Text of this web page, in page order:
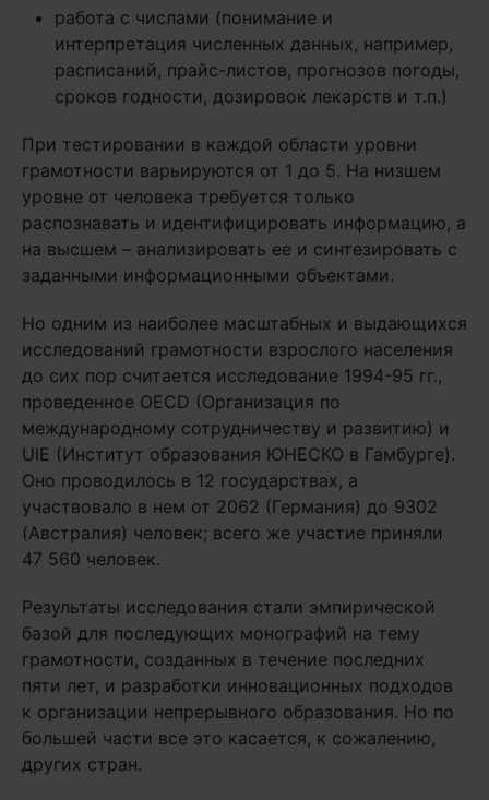
работа с числами (понимание и
интерпретация численных данных, например,
расписаний, прайс-листов, прогнозов погоды,
сроков годности, дозировок лекарств и т.п.)
При тестировании в каждой области уровни
грамотности варьируются от 1 до 5. На низшем
уровне от человека требуется только
распознавать и идентифицировать информацию, а
на высшем – анализировать ее и синтезировать с
заданными информационными объектами.
Но одним из наиболее масштабных и выдающихся
исследований грамотности взрослого населения
до сих пор считается исследование 1994-95 гг.,
проведенное OECD (Организация по
международному сотрудничеству и развитию) и
UIE (Институт образования ЮНЕСКО в Гамбурге).
Оно проводилось в 12 государствах, а
участвовало в нем от 2062 (Германия) до 9302
(Австралия) человек; всего же участие приняли
47 560 человек.
Результаты исследования стали эмпирической
базой для последующих монографий на тему
грамотности, созданных в течение последних
пяти лет, и разработки инновационных подходов
к организации непрерывного образования. Но по
большей части все это касается, к сожалению,
других стран.